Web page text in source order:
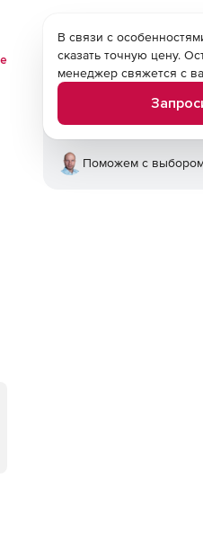
В связи с
сказать точную цену.
менеджер свяжется с
Поможем с